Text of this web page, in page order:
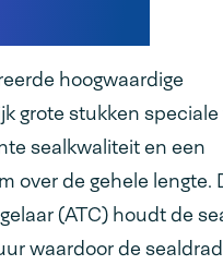
hoogwaardige
grote stukken speciale
sealkwaliteit en een
over de gehele lengte.
(ATC) houdt de
waardoor de